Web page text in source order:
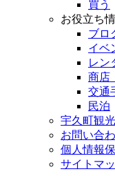
買う
お役立ち
ブロ
イベ
レン
商店
交通
民泊
宇久町観
お問い合
個人情報
サイトマ